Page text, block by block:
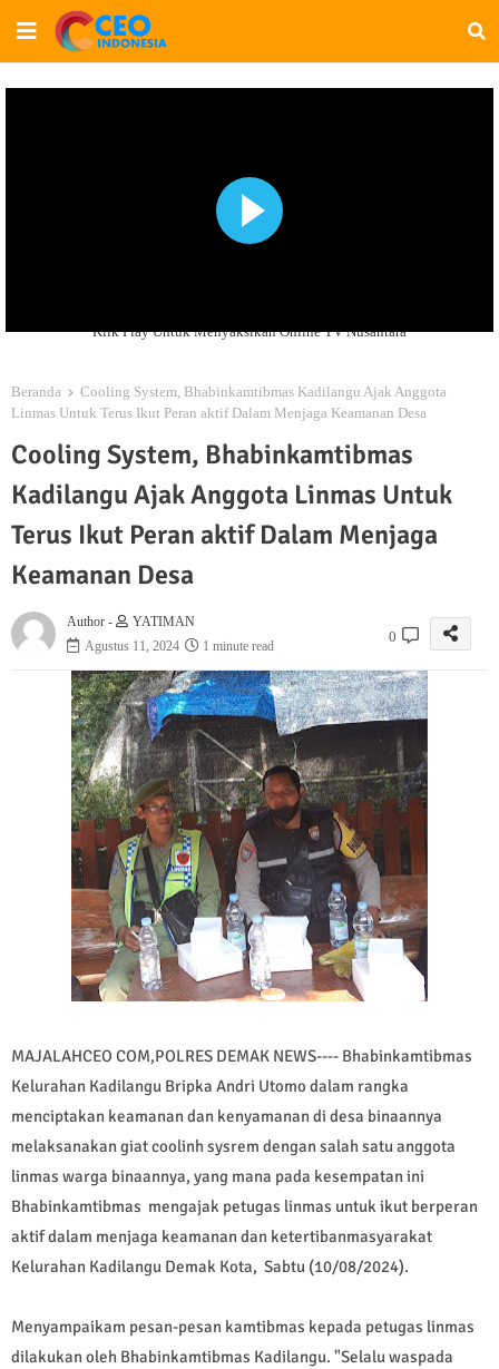
Klik Play Untuk Menyaksikan Online TV Nusantara
Beranda
Cooling System, Bhabinkamtibmas Kadilangu Ajak Anggota
Linmas Untuk Terus Ikut Peran aktif Dalam Menjaga Keamanan Desa
Cooling System, Bhabinkamtibmas
Kadilangu Ajak Anggota Linmas Untuk
Terus Ikut Peran aktif Dalam Menjaga
Keamanan Desa
Author -
YATIMAN
Agustus 11, 2024
1 minute read
0
MAJALAHCEO COM,POLRES DEMAK NEWS---- Bhabinkamtibmas
Kelurahan Kadilangu Bripka Andri Utomo dalam rangka
menciptakan keamanan dan kenyamanan di desa binaannya
melaksanakan giat coolinh sysrem dengan salah satu anggota
linmas warga binaannya, yang mana pada kesempatan ini
Bhabinkamtibmas mengajak petugas linmas untuk ikut berperan
aktif dalam menjaga keamanan dan ketertibanmasyarakat
Kelurahan Kadilangu Demak Kota, Sabtu (10/08/2024).
Menyampaikam pesan-pesan kamtibmas kepada petugas linmas
dilakukan oleh Bhabinkamtibmas Kadilangu. "Selalu waspada